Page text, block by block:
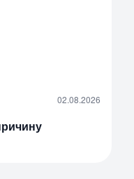
02.08.2026